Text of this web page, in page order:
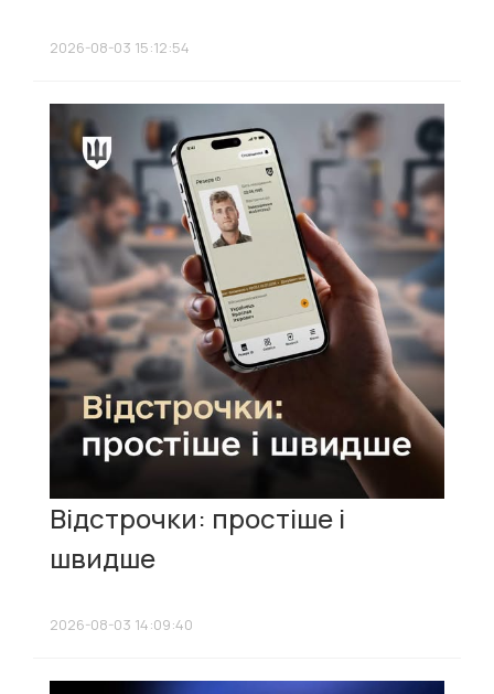
2026-08-03 15:12:54
Відстрочки: простіше і
швидше
2026-08-03 14:09:40